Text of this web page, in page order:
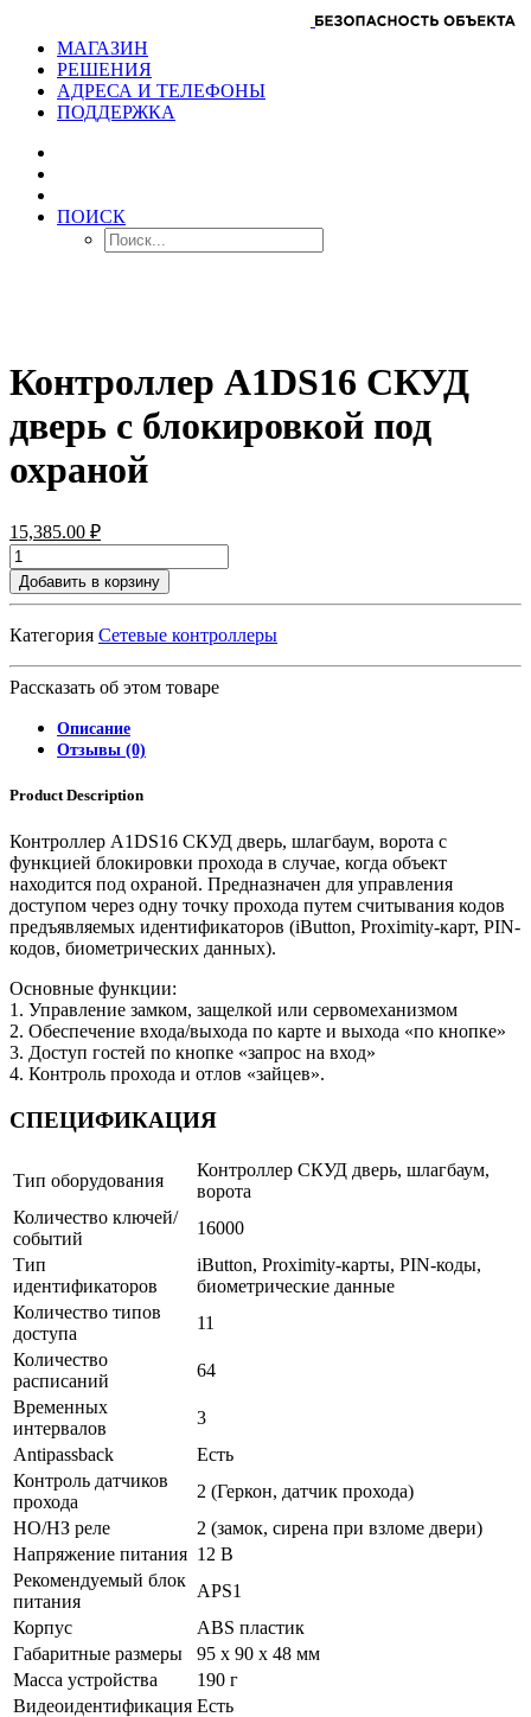
МАГАЗИН
РЕШЕНИЯ
АДРЕСА И ТЕЛЕФОНЫ
ПОДДЕРЖКА
ПОИСК
Контроллер A1DS16 СКУД
дверь с блокировкой под
охраной
15,385.00 ₽
Добавить в корзину
Категория Сетевые контроллеры
Рассказать об этом товаре
Описание
Отзывы (0)
Product Description
Контроллер A1DS16 СКУД дверь, шлагбаум, ворота с
функцией блокировки прохода в случае, когда объект
находится под охраной. Предназначен для управления
доступом через одну точку прохода путем считывания кодов
предъявляемых идентификаторов (iButton, Proximity-карт, PIN-
кодов, биометрических данных).
Основные функции:
1. Управление замком, защелкой или сервомеханизмом
2. Обеспечение входа/выхода по карте и выхода «по кнопке»
3. Доступ гостей по кнопке «запрос на вход»
4. Контроль прохода и отлов «зайцев».
СПЕЦИФИКАЦИЯ
Тип оборудования
Контроллер СКУД дверь, шлагбаум,
ворота
Количество ключей/
событий
16000
Тип
идентификаторов
iButton, Proximity-карты, PIN-коды,
биометрические данные
Количество типов
доступа
11
Количество
расписаний
64
Временных
интервалов
3
Antipassback
Есть
Контроль датчиков
прохода
2 (Геркон, датчик прохода)
НО/НЗ реле
2 (замок, сирена при взломе двери)
Напряжение питания 12 В
Рекомендуемый блок
питания
APS1
Корпус
ABS пластик
Габаритные размеры
95 x 90 x 48 мм
Масса устройства
190 г
Видеоидентификация Есть